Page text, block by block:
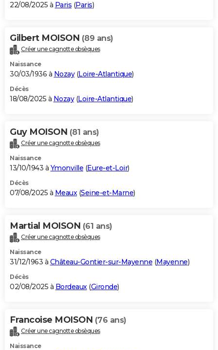
22/08/2025 à Paris (Paris)
Gilbert MOISON (89 ans)
Créer une cagnotte obsèques
Naissance
30/03/1936 à Nozay(Loire-Atlantique)
Décès
18/08/2025 à Nozay(Loire-Atlantique)
Guy MOISON (81 ans)
Créer une cagnotte obsèques
Naissance
13/10/1943 à Ymonville (Eure-et-Loir)
Décès
07/08/2025 à Meaux(Seine-et-Marne)
Martial MOISON (61 ans)
Créer une cagnotte obsèques
Naissance
31/12/1963 à Château-Gontier-sur-Mayenne (Mayenne)
Décès
02/08/2025 à Bordeaux(Gironde)
Francoise MOISON (76 ans)
Créer une cagnotte obsèques
Naissance